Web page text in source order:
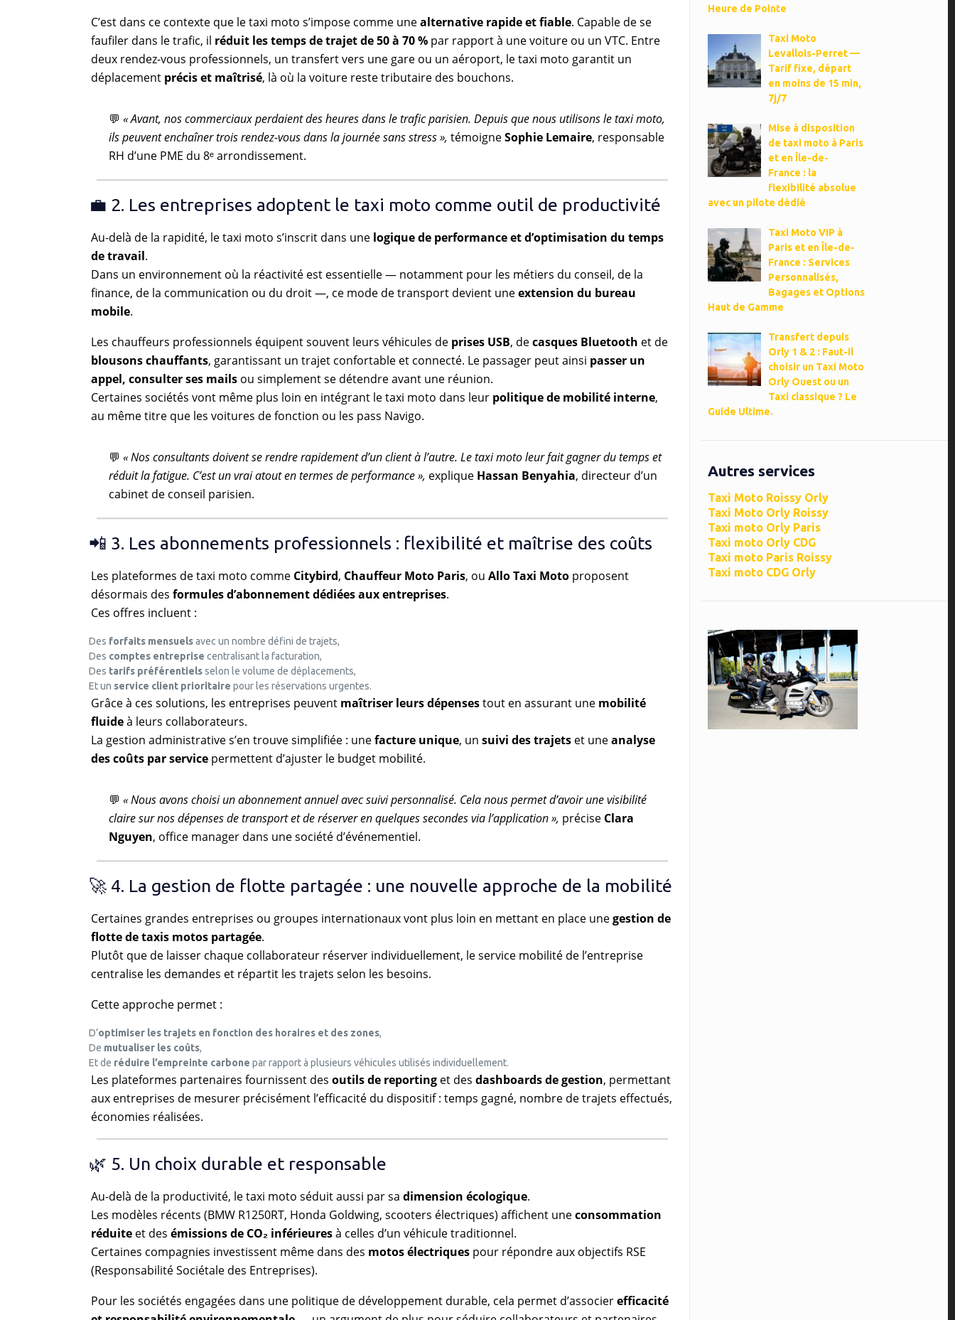
C’est dans ce contexte que le taxi moto s’impose comme unealternative rapide et fiable. Capable de se
faufiler dans le trafic, il réduit les temps de trajet de 50 à 70 %par rapport à une voiture ou un VTC. Entre
deux rendez-vous professionnels, un transfert vers une gare ou un aéroport, le taxi moto garantit un
déplacement précis et maîtrisé, là où la voiture reste tributaire des bouchons.
💬 « Avant, nos commerciaux perdaient des heures dans le trafic parisien. Depuis que nous utilisons le taxi moto,
ils peuvent enchaîner trois rendez-vous dans la journée sans stress », témoigneSophie Lemaire, responsable
RH d’une PME du 8ᵉ arrondissement.
💼 2. Les entreprises adoptent le taxi moto comme outil de productivité
Au-delà de la rapidité, le taxi moto s’inscrit dans une logique de performance et d’optimisation du temps
de travail.
Dans un environnement où la réactivité est essentielle — notamment pour les métiers du conseil, de la
finance, de la communication ou du droit —, ce mode de transport devient uneextension du bureau
mobile.
Les chauffeurs professionnels équipent souvent leurs véhicules de prises USB, decasques Bluetooth et de
blousons chauffants, garantissant un trajet confortable et connecté. Le passager peut ainsi passer un
appel, consulter ses mailsou simplement se détendre avant une réunion.
Certaines sociétés vont même plus loin en intégrant le taxi moto dans leur politique de mobilité interne,
au même titre que les voitures de fonction ou les pass Navigo.
💬 « Nos consultants doivent se rendre rapidement d’un client à l’autre. Le taxi moto leur fait gagner du temps et
réduit la fatigue. C’est un vrai atout en termes de performance », explique Hassan Benyahia, directeur d’un
cabinet de conseil parisien.
📲 3. Les abonnements professionnels : flexibilité et maîtrise des coûts
Les plateformes de taxi moto comme Citybird, Chauffeur Moto Paris, ou Allo Taxi Motoproposent
désormais des formules d’abonnement dédiées aux entreprises.
Ces offres incluent :
Des forfaits mensuelsavec un nombre défini de trajets,
Des comptes entreprise centralisant la facturation,
Des tarifs préférentielsselon le volume de déplacements,
Et un service client prioritaire pour les réservations urgentes.
Grâce à ces solutions, les entreprises peuvent maîtriser leurs dépensestout en assurant une mobilité
fluideà leurs collaborateurs.
La gestion administrative s’en trouve simplifiée : unefacture unique, un suivi des trajetset uneanalyse
des coûts par servicepermettent d’ajuster le budget mobilité.
💬 « Nous avons choisi un abonnement annuel avec suivi personnalisé. Cela nous permet d’avoir une visibilité
claire sur nos dépenses de transport et de réserver en quelques secondes via l’application », précise Clara
Nguyen, office manager dans une société d’événementiel.
🚀 4. La gestion de flotte partagée : une nouvelle approche de la mobilité
Certaines grandes entreprises ou groupes internationaux vont plus loin en mettant en place unegestion de
flotte de taxis motos partagée.
Plutôt que de laisser chaque collaborateur réserver individuellement, le service mobilité de l’entreprise
centralise les demandes et répartit les trajets selon les besoins.
Cette approche permet :
D’optimiser les trajets en fonction des horaires et des zones,
De mutualiser les coûts,
Et de réduire l’empreinte carbone par rapport à plusieurs véhicules utilisés individuellement.
Les plateformes partenaires fournissent des outils de reportinget des dashboards de gestion, permettant
aux entreprises de mesurer précisément l’efficacité du dispositif : temps gagné, nombre de trajets effectués,
économies réalisées.
🌿 5. Un choix durable et responsable
Au-delà de la productivité, le taxi moto séduit aussi par sa dimension écologique.
Les modèles récents (BMW R1250RT, Honda Goldwing, scooters électriques) affichent uneconsommation
réduiteet des émissions de CO₂ inférieuresà celles d’un véhicule traditionnel.
Certaines compagnies investissent même dans des motos électriquespour répondre aux objectifs RSE
(Responsabilité Sociétale des Entreprises).
Pour les sociétés engagées dans une politique de développement durable, cela permet d’associerefficacité
Heure de Pointe
Taxi Moto
Levallois-Perret —
Tarif fixe, départ
en moins de 15 min,
7j/7
Mise à disposition
de taxi moto à Paris
et en Île-de-
France : la
flexibilité absolue
avec un pilote dédié
Taxi Moto VIP à
Paris et en Île-de-
France : Services
Personnalisés,
Bagages et Options
Haut de Gamme
Transfert depuis
Orly 1 & 2 : Faut-il
choisir un Taxi Moto
Orly Ouest ou un
Taxi classique ? Le
Guide Ultime.
Autres services
Taxi Moto Roissy Orly
Taxi Moto Orly Roissy
Taxi moto Orly Paris
Taxi moto Orly CDG
Taxi moto Paris Roissy
Taxi moto CDG Orly